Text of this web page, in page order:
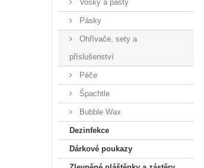
Vosky a pasty
Pásky
Ohřívače, sety a
příslušenství
Péče
Špachtle
Bubble Wax
Dezinfekce
Dárkové poukazy